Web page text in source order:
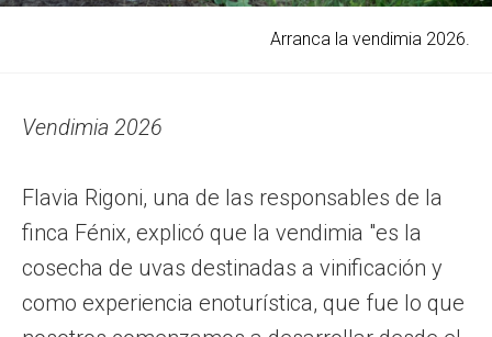
Arranca la vendimia 2026.
Vendimia 2026
Flavia Rigoni, una de las responsables de la
finca Fénix, explicó que la vendimia "es la
cosecha de uvas destinadas a vinificación y
como experiencia enoturística, que fue lo que